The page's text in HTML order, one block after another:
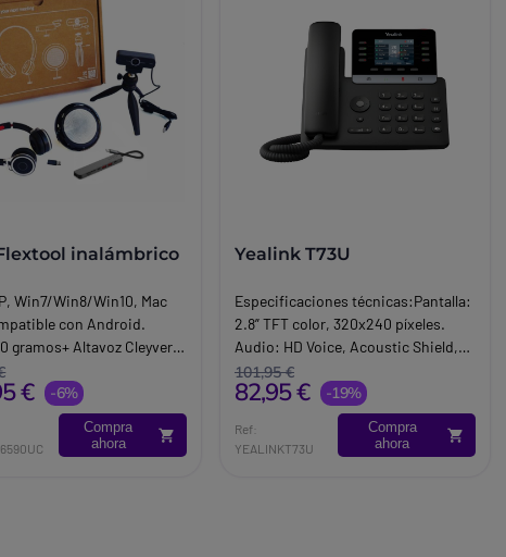
inalámbrico
Win7/Win8/Win10, Mac
con Android.
gramos+ Altavoz Cleyver
y altavoz móvil. Cable
y conexión USB A
€ -6%
Compra
ahora
Yealink T73U
Especificaciones técnicas:Pantalla:
2.8” TFT color, 320x240 píxeles.
Audio: HD Voice, Acoustic Shield,
manos libres full dúplex.
101,95 €
82,95 € -19%
Ref:
YEALINKT73U
Compra
ahora